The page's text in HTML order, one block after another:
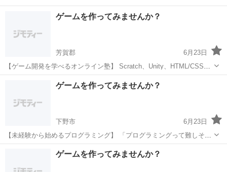
ゲームを作ってみませんか？
芳賀郡
6月23日
【ゲーム開発を学べるオンライン塾】 Scratch、Unity、HTML/CSSな
ど、様々なプログラミング言語が学べます。 こんなお悩みはありませ
んか？ 学校の情報分野の授業だけでは不安 プログラミング...
プログラミング オンライン
ゲームを作ってみませんか？
下野市
6月23日
【未経験から始めるプログラミング】 「プログラミングって難しそ
う...」そんなイメージを払拭します！ 当塾が選ばれる理由 初心者向け
プログラミング 未経験
ゲームを作ってみませんか？